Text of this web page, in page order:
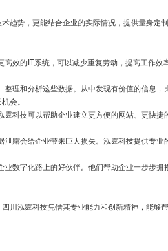
趋势，更能结合企业的实际情况，提供量身定
效的IT系统，可以减少重复劳动，提高工作效
理和分析这些数据。从中发现有价值的信息，
会。
科技可以帮助企业建立更方便的网站、更快
露会给企业带来巨大损失。泓霆科技提供专业
数字化路上的好伙伴。他们帮助企业一步步
川泓霆科技凭借其专业能力和创新精神，能够